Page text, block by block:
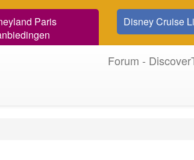
Paris
Disney Cruise
Forum -